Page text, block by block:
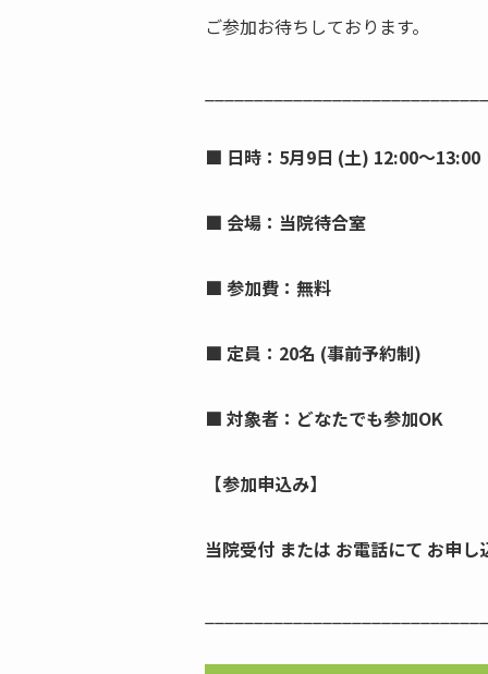
ご参加お待ちしております。
■ 日時：5月9日 (土) 12:00〜13:00
■ 会場：当院待合室
■ 参加費：無料
■ 定員：20名 (事前予約制)
■ 対象者：どなたでも参加OK
【参加申込み】
当院受付 または お電話にて お申